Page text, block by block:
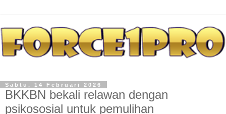
Sabtu, 14 Februari 2026
BKKBN bekali relawan dengan
psikososial untuk pemulihan